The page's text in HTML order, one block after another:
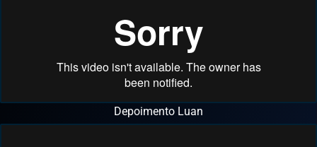
Depoimento Luan